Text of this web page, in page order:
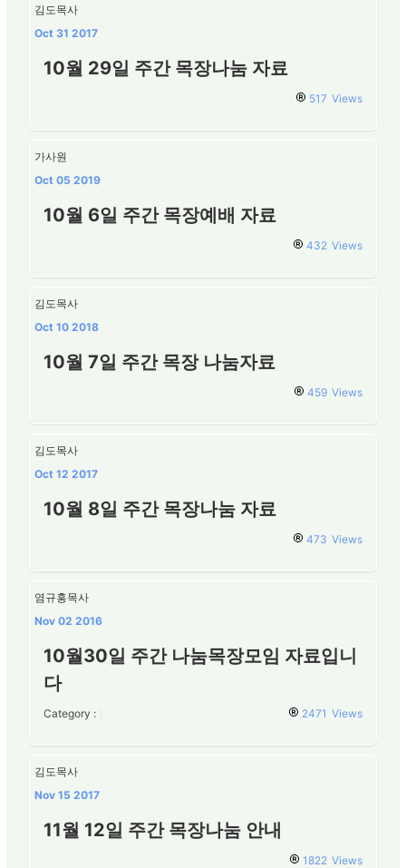
김도목사
Oct 31 2017
10월 29일 주간 목장나눔 자료
517 Views
가사원
Oct 05 2019
10월 6일 주간 목장예배 자료
432 Views
김도목사
Oct 10 2018
10월 7일 주간 목장 나눔자료
459 Views
김도목사
Oct 12 2017
10월 8일 주간 목장나눔 자료
473 Views
염규홍목사
Nov 02 2016
10월30일 주간 나눔목장모임 자료입니
다
Category : 2471 Views
김도목사
Nov 15 2017
11월 12일 주간 목장나눔 안내
1822 Views